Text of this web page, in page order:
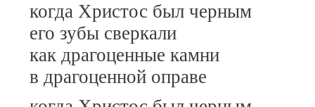
когда Христос был черным
его зубы сверкали
как драгоценные камни
в драгоценной оправе